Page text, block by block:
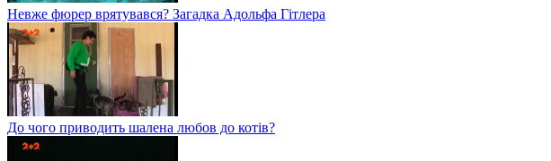
Невже фюрер врятувався? Загадка Адольфа Гітлера
До чого приводить шалена любов до котів?